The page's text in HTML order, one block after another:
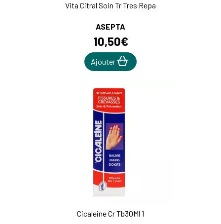
Vita Citral Soin Tr Tres Repa
ASEPTA
10,50€
Ajouter
Cicaleine Cr Tb30Ml 1